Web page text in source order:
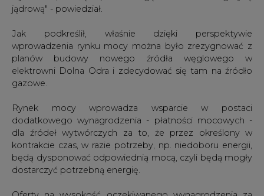
Oferty na wysokość oczekiwanego wynagrodzenia za
moc będą wyłaniane w specjalnych aukcjach, które
zaczną się w grudniu 2018 r. Wyjątkowo odbędą się
wtedy trzy aukcje - na moc w latach 2021, 2022, 2023. Od
2019 r. będzie odbywać się jedna aukcja rocznie - na
rezerwację mocy pięć lat w przód.
Aukcje mają wygrywać najtańsze oferty przy
maksymalnym uwzględnieniu wymaganej przez KE
neutralności technologicznej. Na podobnych zasadach
trzeba będzie rozpatrywać oferty krajowych elektrowni,
ale i - w określonej wysokości - zagranicznych źródeł, a
także usługi DSR, czyli ograniczanie zużycia energii i
pobieranej mocy na żądanie. Ustawa przewiduje, że im
większa inwestycja w źródło wytwórcze, tym dłuższy